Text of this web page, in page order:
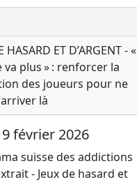
HASARD ET D’ARGENT - «
va plus » : renforcer la
des joueurs pour ne
là
février 2026
suisse des addictions
- Jeux de hasard et